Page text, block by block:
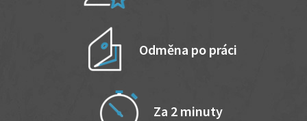
Odměna po práci
Za 2 minuty